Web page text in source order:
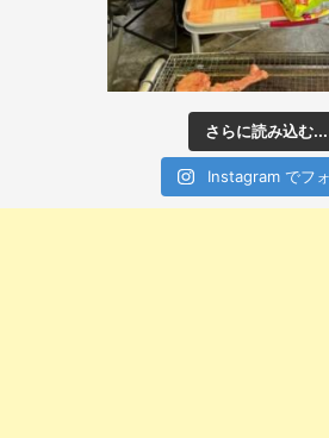
さらに読み込む...
Instagram でフ